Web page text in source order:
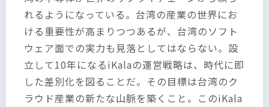
れるようになっている。台湾の産業の世界にお
ける重要性が高まりつつあるが、台湾のソフト
ウェア面での実力も見落としてはならない。設
立して10年になるiKalaの運営戦略は、時代に即
した差別化を図ることだ。その目標は台湾のク
ラウド産業の新たな山脈を築くこと。このiKala